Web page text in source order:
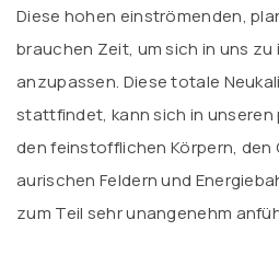
Diese hohen einströmenden,
brauchen Zeit, um sich in uns
anzupassen. Diese totale
stattfindet, kann sich in unseren
den feinstofflichen Körpern, den
aurischen Feldern und
zum Teil sehr unangenehm